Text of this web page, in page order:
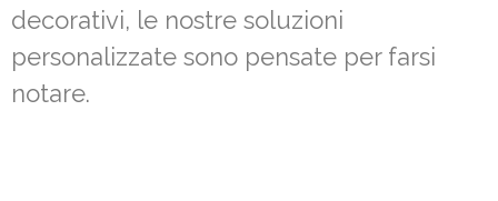
decorativi, le nostre soluzioni
personalizzate sono pensate per farsi
notare.